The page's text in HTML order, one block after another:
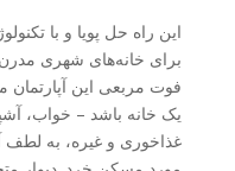
این راه حل پویا و با
فوت مربعی این آپارتمان
یک خانه باشد – خواب،